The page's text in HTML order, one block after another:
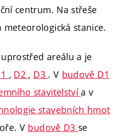
centrum. Na střeše
stanice.
areálu a je
, D2 , D3 . V budově D1
stavitelstvía v
stavebních hmot
V budově D3 se